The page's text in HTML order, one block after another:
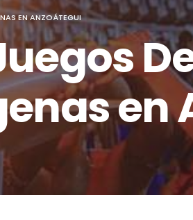
EN ANZOÁTEGUI
en